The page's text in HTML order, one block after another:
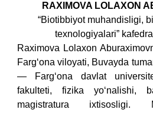
RAXIMOVA LOLAXON
“Biotibbiyot muhandisligi,
texnologiyalari”
Raximova Lolaxon
Farg‘ona viloyati, Buvayda
— Farg‘ona davlat
fakulteti, fizika yo‘nalishi,
magistratura ixtisosligi.